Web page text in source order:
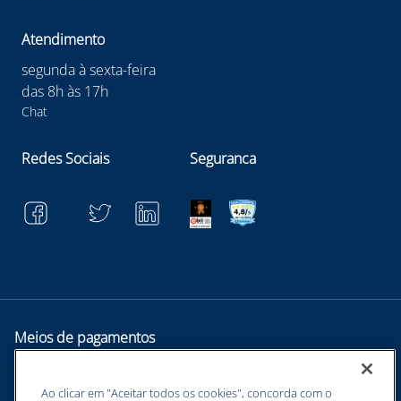
Atendimento
segunda à sexta-feira
das 8h às 17h
Chat
Redes Sociais Seguranca
Meios de pagamentos
Ao clicar em "Aceitar todos os cookies", concorda com o